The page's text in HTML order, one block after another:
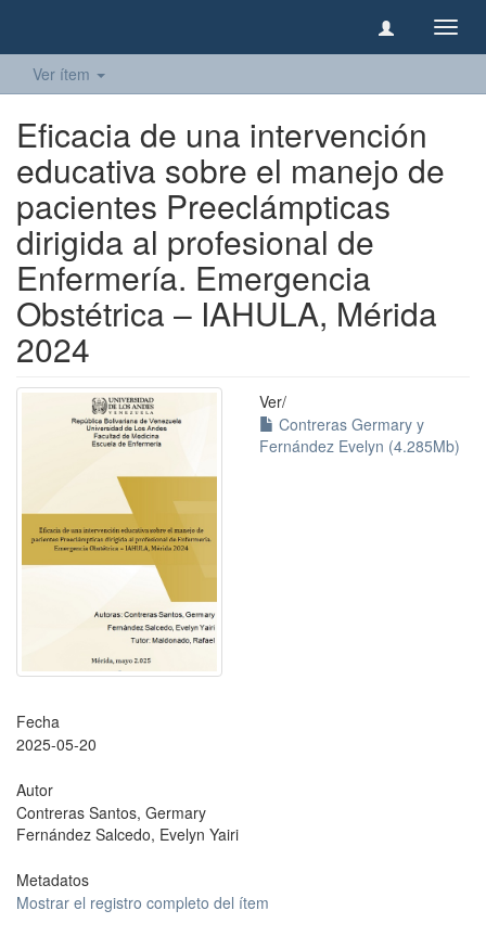
Ver ítem
Eficacia de una intervención
educativa sobre el manejo de
pacientes Preeclámpticas
dirigida al profesional de
Enfermería. Emergencia
Obstétrica – IAHULA, Mérida
2024
Ver/
Contreras Germary y
Fernández Evelyn (4.285Mb)
Fecha
2025-05-20
Autor
Contreras Santos, Germary
Fernández Salcedo, Evelyn Yairi
Metadatos
Mostrar el registro completo del ítem